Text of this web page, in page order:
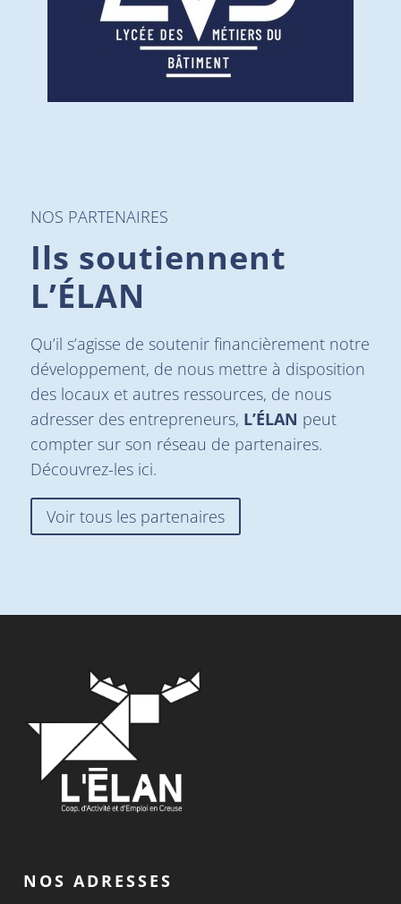
NOS PARTENAIRES
Ils soutiennent
L’ÉLAN
Qu’il s’agisse de soutenir financièrement notre
développement, de nous mettre à disposition
des locaux et autres ressources, de nous
adresser des entrepreneurs, L’ÉLAN peut
compter sur son réseau de partenaires.
Découvrez-les ici.
Voir tous les partenaires
NOS ADRESSES